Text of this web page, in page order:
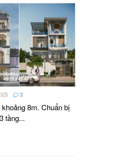
2
8m. Chuẩn bị
tầng...